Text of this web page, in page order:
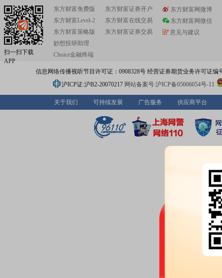
扫一扫下载
APP
东方财富免费版
东方财富Level-2
东方财富策略版
妙想投研助理
Choice金融终端
东方财富证券开户
东方财富在线交易
东方财富证券交易
东方财富网微博
东方财富网微信
意见与建议
信息网络传播视听节目许可证：0908328号 经营证券期货业务许可证编
沪ICP证:沪B2-20070217 网站备案号:沪ICP备05006054号-11
关于我们 可持续发展 广告服务 供应商平台